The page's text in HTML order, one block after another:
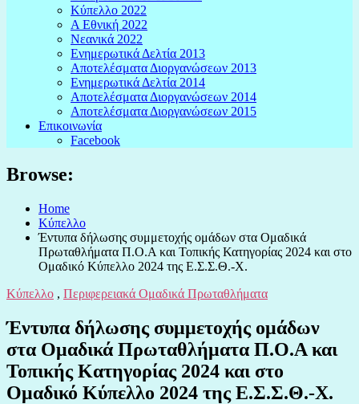
Κύπελλο 2022
Α Εθνική 2022
Νεανικά 2022
Ενημερωτικά Δελτία 2013
Αποτελέσματα Διοργανώσεων 2013
Ενημερωτικά Δελτία 2014
Αποτελέσματα Διοργανώσεων 2014
Αποτελέσματα Διοργανώσεων 2015
Επικοινωνία
Facebook
Browse:
Home
Κύπελλο
Έντυπα δήλωσης συμμετοχής ομάδων στα Ομαδικά
Πρωταθλήματα Π.Ο.Α και Τοπικής Κατηγορίας 2024 και στο
Ομαδικό Κύπελλο 2024 της Ε.Σ.Σ.Θ.-Χ.
Κύπελλο , Περιφερειακά Ομαδικά Πρωταθλήματα
Έντυπα δήλωσης συμμετοχής ομάδων
στα Ομαδικά Πρωταθλήματα Π.Ο.Α και
Τοπικής Κατηγορίας 2024 και στο
Ομαδικό Κύπελλο 2024 της Ε.Σ.Σ.Θ.-Χ.